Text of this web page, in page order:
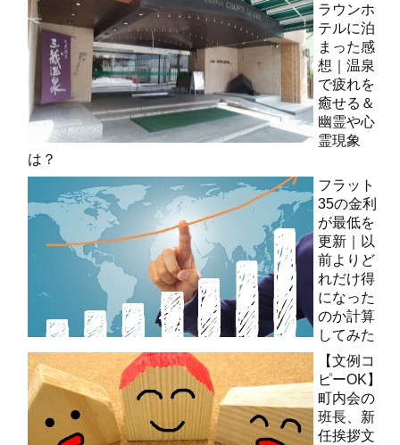
ラウンホ
テルに泊
まった感
想｜温泉
で疲れを
癒せる＆
幽霊や心
霊現象
は？
フラット
35の金利
が最低を
更新｜以
前よりど
れだけ得
になった
のか計算
してみた
【文例コ
ピーOK】
町内会の
班長、新
任挨拶文